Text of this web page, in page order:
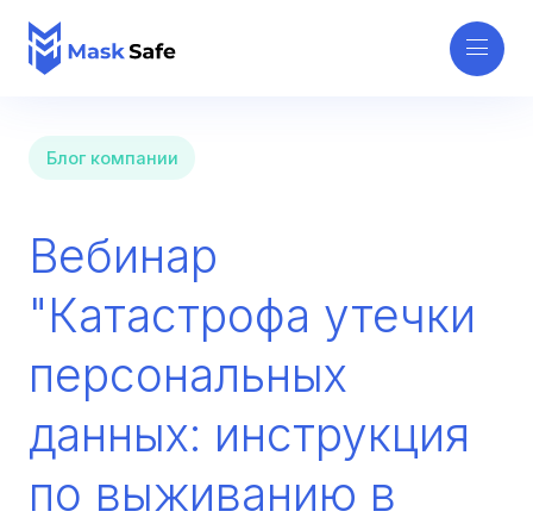
Блог компании
Вебинар
"Катастрофа утечки
персональных
данных: инструкция
по выживанию в